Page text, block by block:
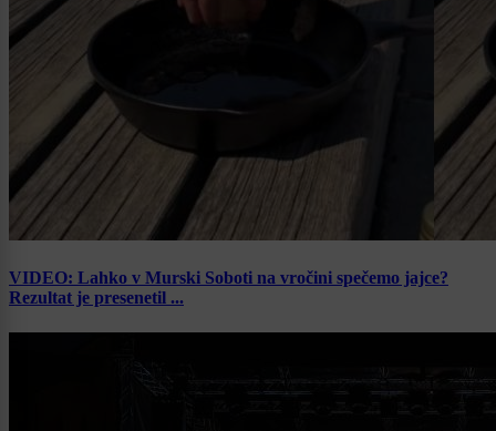
VIDEO: Lahko v Murski Soboti na vročini spečemo jajce?
Rezultat je presenetil ...